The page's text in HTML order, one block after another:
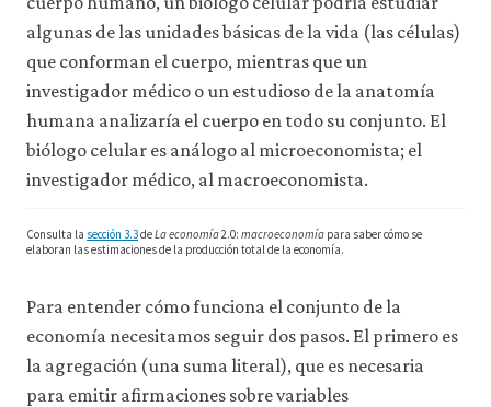
instalarán
si
las
aceptas.
vendemos
ni
datos
ni
de
terceros
ni
los
empleamos
con
algunas de las unidades básicas de la vida (las células)
que conforman el cuerpo, mientras que un
investigador médico o un estudioso de la anatomía
humana analizaría el cuerpo en todo su conjunto. El
biólogo celular es análogo al microeconomista; el
investigador médico, al macroeconomista.
Consulta la sección 3.3deLa economía2.0: macroeconomía para saber cómo se
elaboran las estimaciones de la producción total de la economía.
Para entender cómo funciona el conjunto de la
economía necesitamos seguir dos pasos. El primero es
la agregación (una suma literal), que es necesaria
para emitir afirmaciones sobre variables